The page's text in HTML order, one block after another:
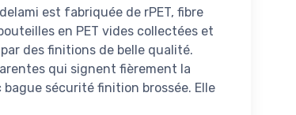
est fabriquée de rPET, fibre
en PET vides collectées et
des finitions de belle qualité.
qui signent fièrement la
sécurité finition brossée. Elle